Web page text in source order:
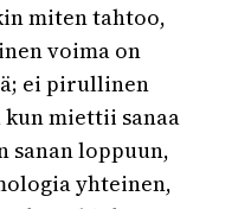
miten tahtoo,
voima on
ei pirullinen
miettii sanaa
loppuun,
yhteinen,